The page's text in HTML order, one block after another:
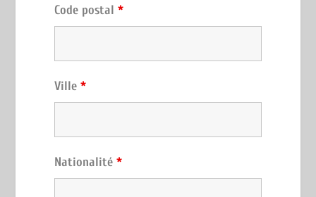
Code postal*
Ville*
Nationalité*